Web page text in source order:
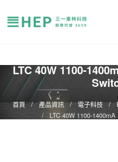
LTC 40W 1100-
首頁 產品資訊 電子科技
LTC 40W 1100-